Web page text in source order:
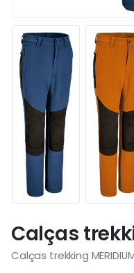
Calças
Calças trekking